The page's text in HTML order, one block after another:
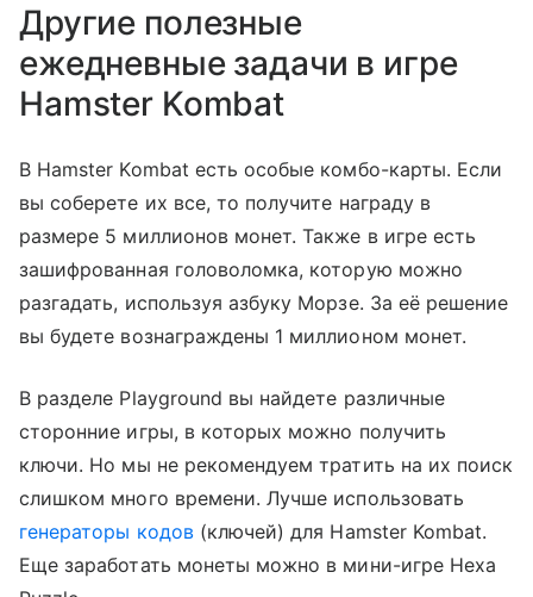
Другие полезные
ежедневные задачи в игре
Hamster Kombat
В Hamster Kombat есть особые комбо-карты. Если
вы соберете их все, то получите награду в
размере 5 миллионов монет. Также в игре есть
зашифрованная головоломка, которую можно
разгадать, используя азбуку Морзе. За её решение
вы будете вознаграждены 1 миллионом монет.
В разделе Playground вы найдете различные
сторонние игры, в которых можно получить
ключи. Но мы не рекомендуем тратить на их поиск
слишком много времени. Лучше использовать
генераторы кодов(ключей) для Hamster Kombat.
Еще заработать монеты можно в мини-игре Hexa